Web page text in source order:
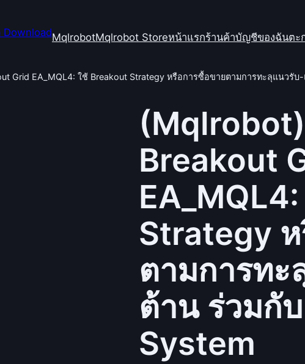
MqlrobotMqlrobot Storeหน้าแรกร้านค้าบัญชีของฉันตะ
Grid EA_MQL4: ใช้ Breakout Strategy หรือการซื้อขายตามการทะลุแนวรั
Breakout
Strategy
ตามการท
ต้าน ร่วมกั
System